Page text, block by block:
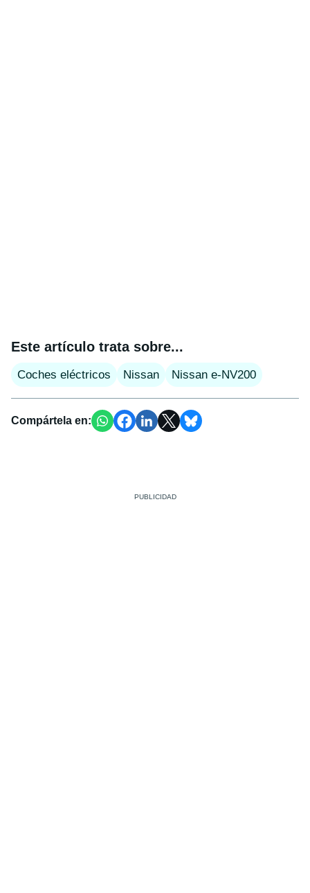
Este artículo trata sobre...
Coches eléctricos Nissan Nissan e-NV200
Compártela en: